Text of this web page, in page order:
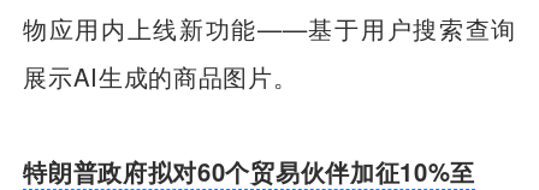
物应用内上线新功能——基于用户搜索查询
展示AI生成的商品图片。
特朗普政府拟对60个贸易伙伴加征10%至